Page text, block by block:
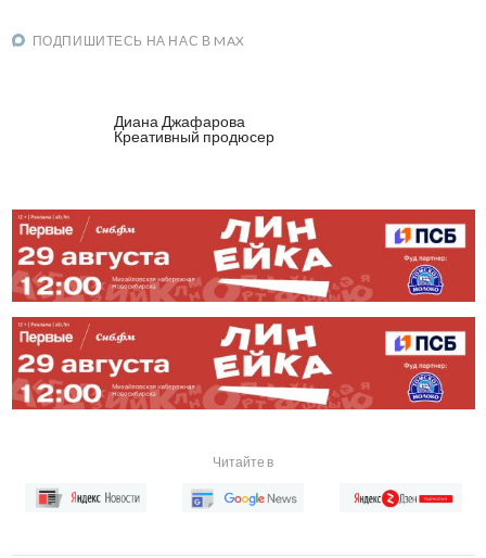
ПОДПИШИТЕСЬ НА НАС В MAX
Диана Джафарова
Креативный продюсер
Читайте в